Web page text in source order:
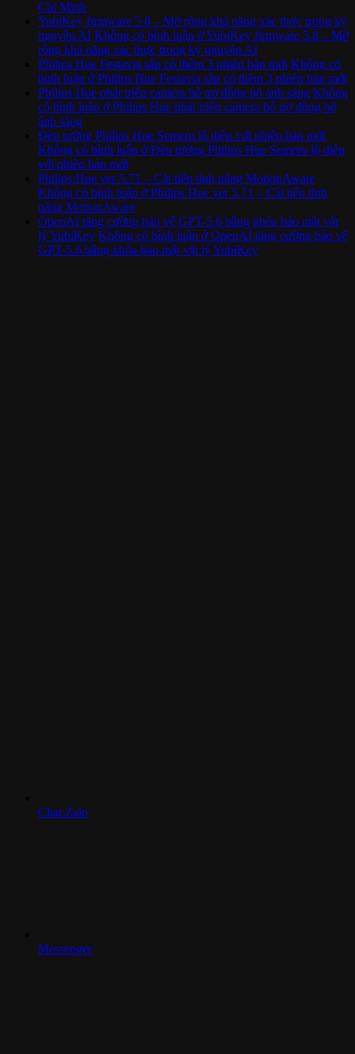
Chí Minh
YubiKey firmware 5.8 – Mở rộng khả năng xác thực trong kỷ
nguyên AI Không có bình luận ở YubiKey firmware 5.8 – Mở
rộng khả năng xác thực trong kỷ nguyên AI
Philips Hue Festavia sắp có thêm 3 phiên bản mới Không có
bình luận ở Philips Hue Festavia sắp có thêm 3 phiên bản mới
Philips Hue phát triển camera hỗ trợ đồng bộ ánh sáng Không
có bình luận ở Philips Hue phát triển camera hỗ trợ đồng bộ
ánh sáng
Đèn tường Philips Hue Semeru lộ diện với phiên bản mới
Không có bình luận ở Đèn tường Philips Hue Semeru lộ diện
với phiên bản mới
Philips Hue ver 5.71 – Cải tiến tính năng MotionAware
Không có bình luận ở Philips Hue ver 5.71 – Cải tiến tính
năng MotionAware
OpenAI tăng cường bảo vệ GPT-5.6 bằng khóa bảo mật vật
lý YubiKey Không có bình luận ở OpenAI tăng cường bảo vệ
GPT-5.6 bằng khóa bảo mật vật lý YubiKey
Chat Zalo
Messenger